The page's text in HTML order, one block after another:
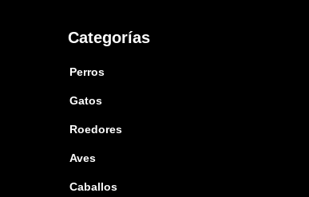
Categorías
Perros
Gatos
Roedores
Aves
Caballos